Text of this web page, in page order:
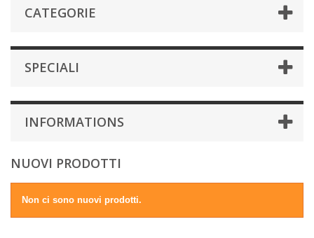
CATEGORIE
SPECIALI
INFORMATIONS
NUOVI PRODOTTI
Non ci sono nuovi prodotti.